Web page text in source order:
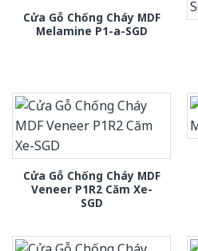
Cửa Gỗ Chống Cháy MDF
Melamine P1-a-SGD
Cửa Gỗ Chống Cháy MDF
Veneer P1R2 Căm Xe-
SGD